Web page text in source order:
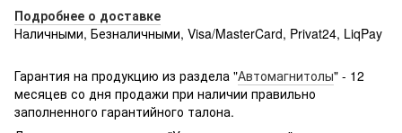
Подробнее о доставке
Наличными, Безналичными, Visa/MasterCard, Privat24, LiqPay
g361hhadsek/p3316040/#
Гарантия на продукцию из раздела "Автомагнитолы" - 12
месяцев со дня продажи при наличии правильно
заполненного гарантийного талона.